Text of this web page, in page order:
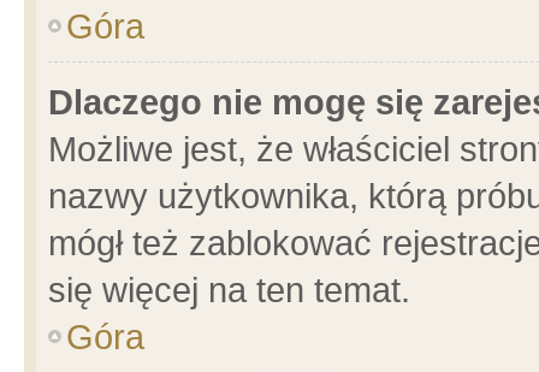
Góra
Dlaczego nie mogę się
Możliwe jest, że właściciel
nazwy użytkownika, którą
mógł też zablokować
się więcej na ten temat.
Góra